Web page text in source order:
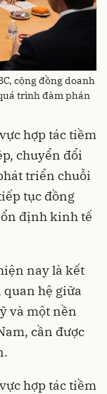
cộng đồng doanh
trình đàm phán
hợp tác tiềm
chuyển đổi
triển chuỗi
tục đồng
định kinh tế
nay là kết
hệ giữa
và một nền
cần được
hợp tác tiềm